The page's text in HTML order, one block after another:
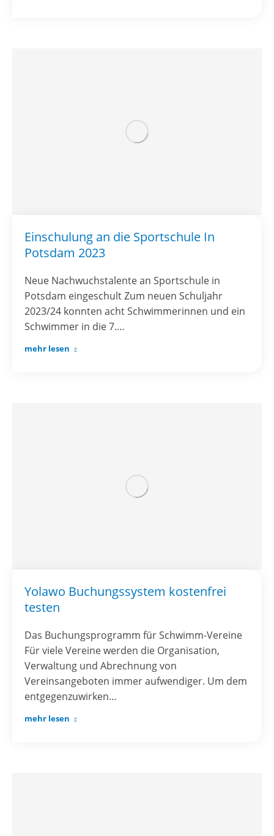
Einschulung an die Sportschule In
Potsdam 2023
Neue Nachwuchstalente an Sportschule in
Potsdam eingeschult Zum neuen Schuljahr
2023/24 konnten acht Schwimmerinnen und ein
Schwimmer in die 7.…
mehr lesen
Yolawo Buchungssystem kostenfrei
testen
Das Buchungsprogramm für Schwimm-Vereine
Für viele Vereine werden die Organisation,
Verwaltung und Abrechnung von
Vereinsangeboten immer aufwendiger. Um dem
entgegenzuwirken…
mehr lesen